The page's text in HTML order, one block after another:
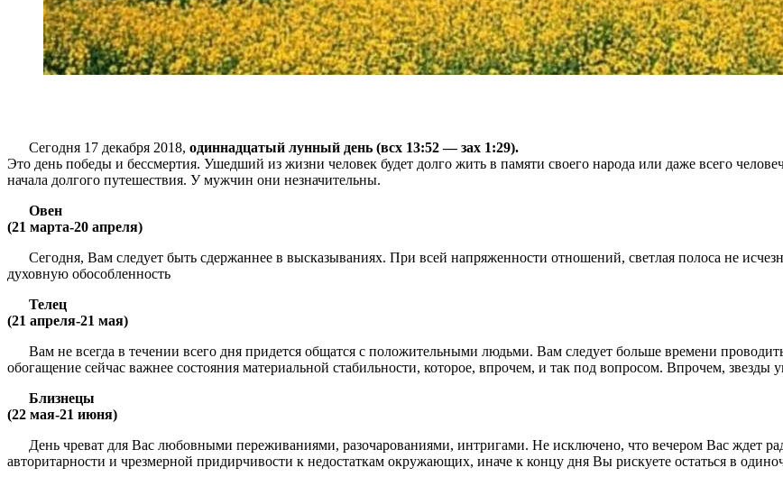
Сегодня 17 декабря 2018, одиннадцатый лунный день (всх 13:52 — зах 1:29).
Это день победы и бессмертия. Ушедший из жизни человек будет долго жить в памяти своего народа или даже всего
начала долгого путешествия. У мужчин они незначительны.
Овен
(21 марта-20 апреля)
Сегодня, Вам следует быть сдержаннее в высказываниях. При всей напряженности отношений, светлая полоса не
духовную обособленность
Телец
(21 апреля-21 мая)
Вам не всегда в течении всего дня придется общатся с положительными людьми. Вам следует больше времени
обогащение сейчас важнее состояния материальной стабильности, которое, впрочем, и так под вопросом. Впрочем, звезды
Близнецы
(22 мая-21 июня)
День чреват для Вас любовными переживаниями, разочарованиями, интригами. Не исключено, что вечером Вас ждет
авторитарности и чрезмерной придирчивости к недостаткам окружающих, иначе к концу дня Вы рискуете остаться в